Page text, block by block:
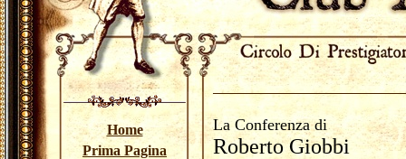
Home
Prima Pagina
La Conferenza di
Roberto Giobbi